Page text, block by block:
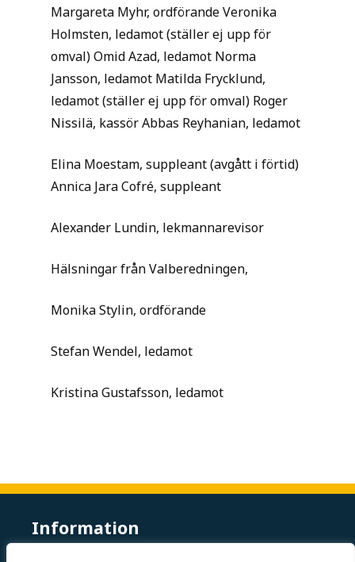
Margareta Myhr, ordförande Veronika
Holmsten, ledamot (ställer ej upp för
omval) Omid Azad, ledamot Norma
Jansson, ledamot Matilda Frycklund,
ledamot (ställer ej upp för omval) Roger
Nissilä, kassör Abbas Reyhanian, ledamot
Elina Moestam, suppleant (avgått i förtid)
Annica Jara Cofré, suppleant
Alexander Lundin, lekmannarevisor
Hälsningar från Valberedningen,
Monika Stylin, ordförande
Stefan Wendel, ledamot
Kristina Gustafsson, ledamot
Information